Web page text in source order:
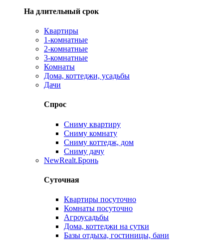
На длительный срок
Квартиры
1-комнатные
2-комнатные
3-комнатные
Комнаты
Дома, коттеджи, усадьбы
Дачи
Спрос
Сниму квартиру
Сниму комнату
Сниму коттедж, дом
Сниму дачу
NewRealt.Бронь
Суточная
Квартиры посуточно
Комнаты посуточно
Агроусадьбы
Дома, коттеджи на сутки
Базы отдыха, гостиницы, бани